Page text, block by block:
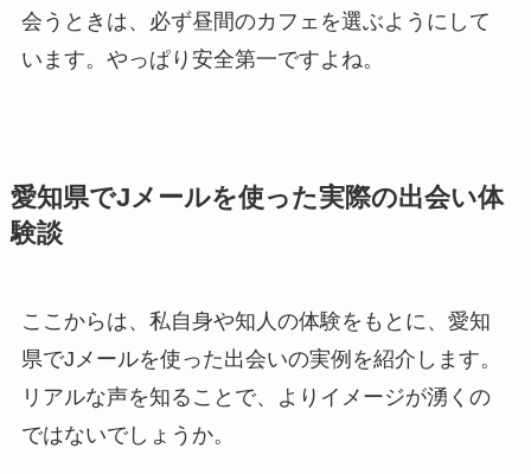
会うときは、必ず昼間のカフェを選ぶようにして
います。やっぱり安全第一ですよね。
愛知県でJメールを使った実際の出会い体
験談
ここからは、私自身や知人の体験をもとに、愛知
県でJメールを使った出会いの実例を紹介します。
リアルな声を知ることで、よりイメージが湧くの
ではないでしょうか。